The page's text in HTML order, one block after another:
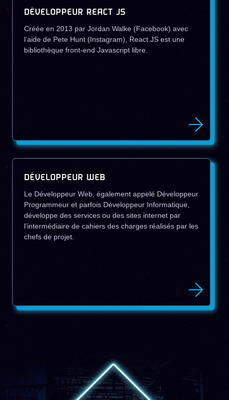
DÉVELOPPEUR REACT JS
Créée en 2013 par Jordan Walke (Facebook) avec
l’aide de Pete Hunt (Instagram), React.JS est une
bibliothèque front-end Javascript libre.
DÉVELOPPEUR WEB
Le Développeur Web, également appelé Développeur
Programmeur et parfois Développeur Informatique,
développe des services ou des sites internet par
l’intermédiaire de cahiers des charges réalisés par les
chefs de projet.